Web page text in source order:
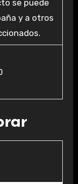
se puede
y a otros